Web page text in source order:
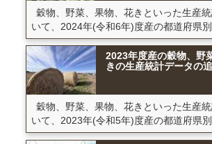
穀物、野菜、果物、花きといった生産
いて、2024年(令和6年)度産の都道府県別
2023年度産の穀物、野
きの生産統計データの
穀物、野菜、果物、花きといった生産
いて、2023年(令和5年)度産の都道府県